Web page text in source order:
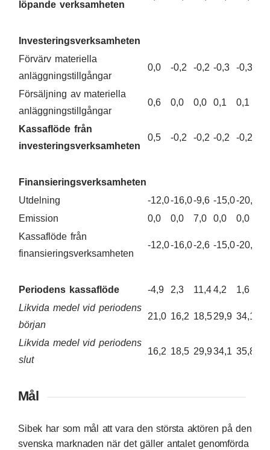
löpande verksamheten
Investeringsverksamheten
Förvärv materiella
anläggningstillgångar
0,0 -0,2 -0,2 -0,3 -0,3
Försäljning av materiella
anläggningstillgångar
0,6 0,0 0,0 0,1 0,1
Kassaflöde från
investeringsverksamheten
0,5 -0,2 -0,2 -0,2 -0,2
Finansieringsverksamheten
Utdelning
-12,0-16,0-9,6 -15,0-20,0
Emission
0,0 0,0 7,0 0,0
0,0
Kassaflöde från
finansieringsverksamheten
-12,0-16,0-2,6 -15,0-20,0
Periodens kassaflöde -4,9 2,3 11,44,2
1,6
Likvida medel vid periodens
början
21,0 16,2 18,529,9 34,1
Likvida medel vid periodens
slut
16,2 18,5 29,934,1 35,8
Mål
Sibek har som mål att vara den största aktören på den
svenska marknaden när det gäller antalet genomförda